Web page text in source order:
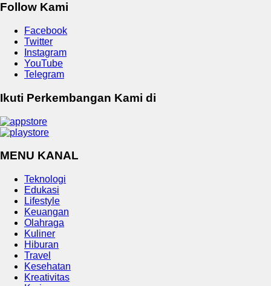
Follow Kami
Facebook
Twitter
Instagram
YouTube
Telegram
Ikuti Perkembangan Kami di
MENU KANAL
Teknologi
Edukasi
Lifestyle
Keuangan
Olahraga
Kuliner
Hiburan
Travel
Kesehatan
Kreativitas